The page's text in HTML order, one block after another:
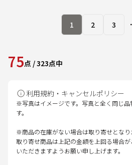
1 2 3
75点 /323点中
利用規約・キャンセルポリシー
※写真はイメージです。写真と全く同じ
す。
※商品の在庫がない場合は取り寄せとなり
取り寄せ商品は上記の金額を上回る場合
いただきますようお願い申し上げます。